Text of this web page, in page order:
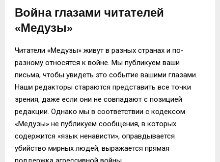
Война глазами читателей
«Медузы»
Читатели «Медузы» живут в разных странах и по-
разному относятся к войне. Мы публикуем ваши
письма, чтобы увидеть это событие вашими глазами.
Наши редакторы стараются представить все точки
зрения, даже если они не совпадают с позицией
редакции. Однако мы в соответствии с кодексом
«Медузы» не публикуем сообщения, в которых
содержится «язык ненависти», оправдывается
убийство мирных людей, выражается прямая